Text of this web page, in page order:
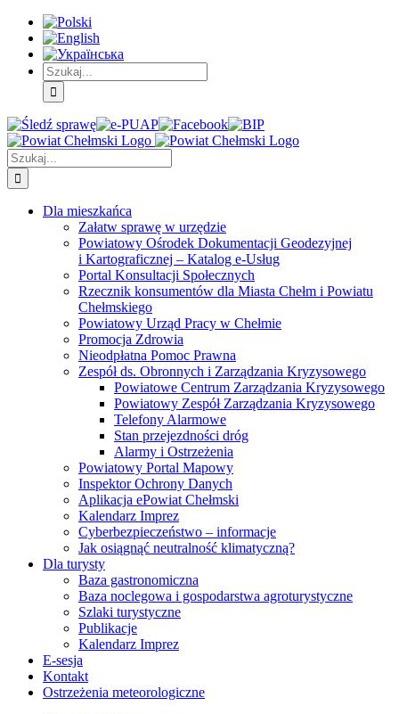
Skip
Treść
główna
Skip
Menu
główne
Skip
Menu
dodatkowe
Szukaj
Śledź
sprawę
E-
PUAP
Facebook BIP Instagram
Szukaj
Dla mieszkańca
Załatw sprawę w urzędzie
Powiatowy Ośrodek Dokumentacji Geodezyjnej
i Kartograficznej – Katalog e-Usług
Portal Konsultacji Społecznych
Rzecznik konsumentów dla Miasta Chełm i Powiatu
Chełmskiego
Powiatowy Urząd Pracy w Chełmie
Promocja Zdrowia
Nieodpłatna Pomoc Prawna
Zespół ds. Obronnych i Zarządzania Kryzysowego
Powiatowe Centrum Zarządzania Kryzysowego
Powiatowy Zespół Zarządzania Kryzysowego
Telefony Alarmowe
Stan przejezdności dróg
Alarmy i Ostrzeżenia
Powiatowy Portal Mapowy
Inspektor Ochrony Danych
Aplikacja ePowiat Chełmski
Kalendarz Imprez
Cyberbezpieczeństwo – informacje
Jak osiągnąć neutralność klimatyczną?
Dla turysty
Baza gastronomiczna
Baza noclegowa i gospodarstwa agroturystyczne
Szlaki turystyczne
Publikacje
Kalendarz Imprez
E-sesja
Kontakt
Ostrzeżenia meteorologiczne